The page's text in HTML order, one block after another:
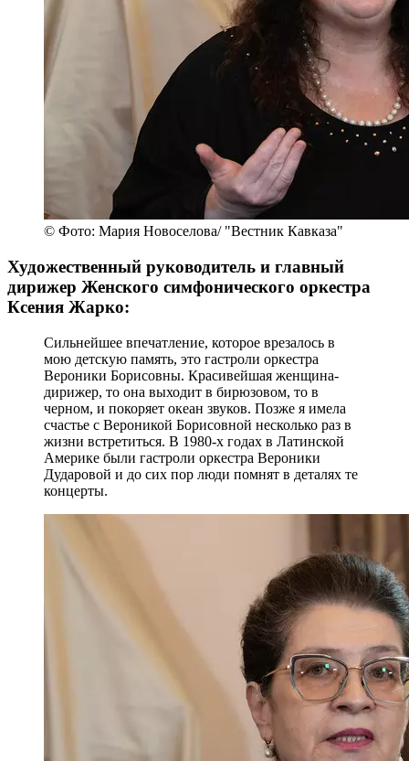
© Фото: Мария Новоселова/ "Вестник Кавказа"
Художественный руководитель и главный
дирижер Женского симфонического оркестра
Ксения Жарко:
Сильнейшее впечатление, которое врезалось в
мою детскую память, это гастроли оркестра
Вероники Борисовны. Красивейшая женщина-
дирижер, то она выходит в бирюзовом, то в
черном, и покоряет океан звуков. Позже я имела
счастье с Вероникой Борисовной несколько раз в
жизни встретиться. В 1980-х годах в Латинской
Америке были гастроли оркестра Вероники
Дударовой и до сих пор люди помнят в деталях те
концерты.